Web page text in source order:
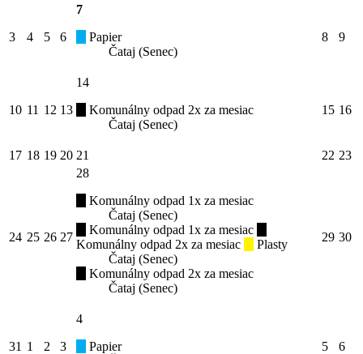
3 4 5 6
7
Papier
Čataj (Senec)
8 9
10 11 12 13
14
Komunálny odpad 2x za mesiac
Čataj (Senec)
15 16
17 18 19 20 21 22 23
24 25 26 27
28
Komunálny odpad 1x za mesiac
Čataj (Senec)
Komunálny odpad 1x za mesiac
Komunálny odpad 2x za mesiac
Plasty
Čataj (Senec)
Komunálny odpad 2x za mesiac
Čataj (Senec)
29 30
31 1 2 3
4
Papier
5 6